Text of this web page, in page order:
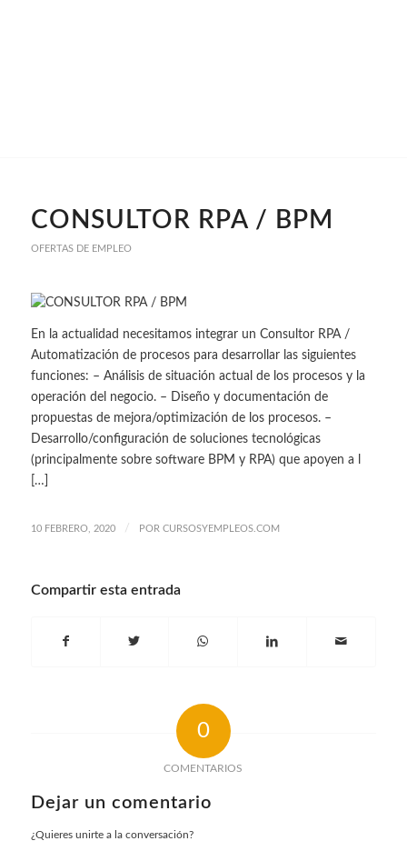
CONSULTOR RPA / BPM
OFERTAS DE EMPLEO
En la actualidad necesitamos integrar un Consultor RPA /
Automatización de procesos para desarrollar las siguientes
funciones: – Análisis de situación actual de los procesos y la
operación del negocio. – Diseño y documentación de
propuestas de mejora/optimización de los procesos. –
Desarrollo/configuración de soluciones tecnológicas
(principalmente sobre software BPM y RPA) que apoyen a l
[…]
10 FEBRERO, 2020 / POR CURSOSYEMPLEOS.COM
Compartir esta entrada
0
COMENTARIOS
Dejar un comentario
¿Quieres unirte a la conversación?